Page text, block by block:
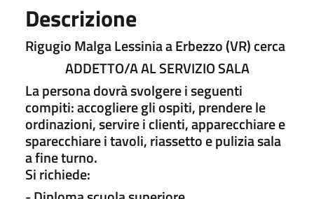
Descrizione
Rigugio Malga Lessinia a Erbezzo (VR) cerca
ADDETTO/A AL SERVIZIO SALA
La persona dovrà svolgere i seguenti
compiti: accogliere gli ospiti, prendere le
ordinazioni, servire i clienti, apparecchiare e
sparecchiare i tavoli, riassetto e pulizia sala
a fine turno.
Si richiede: